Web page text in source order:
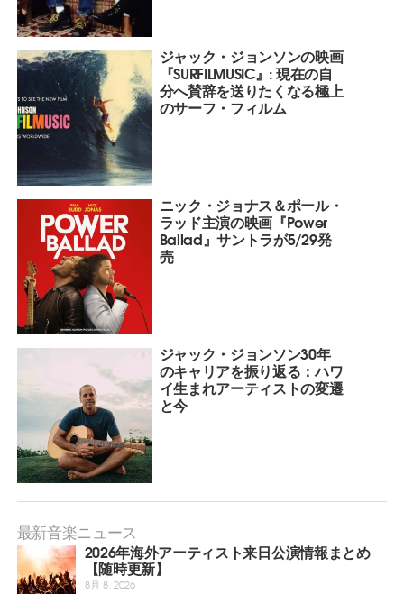
ジャック・ジョンソンの映画
『SURFILMUSIC』: 現在の自
分へ賛辞を送りたくなる極上
のサーフ・フィルム
ニック・ジョナス＆ポール・
ラッド主演の映画『Power
Ballad』サントラが5/29発
売
ジャック・ジョンソン30年
のキャリアを振り返る：ハワ
イ生まれアーティストの変遷
と今
最新音楽ニュース
2026年海外アーティスト来日公演情報まとめ
【随時更新】
8月 8, 2026